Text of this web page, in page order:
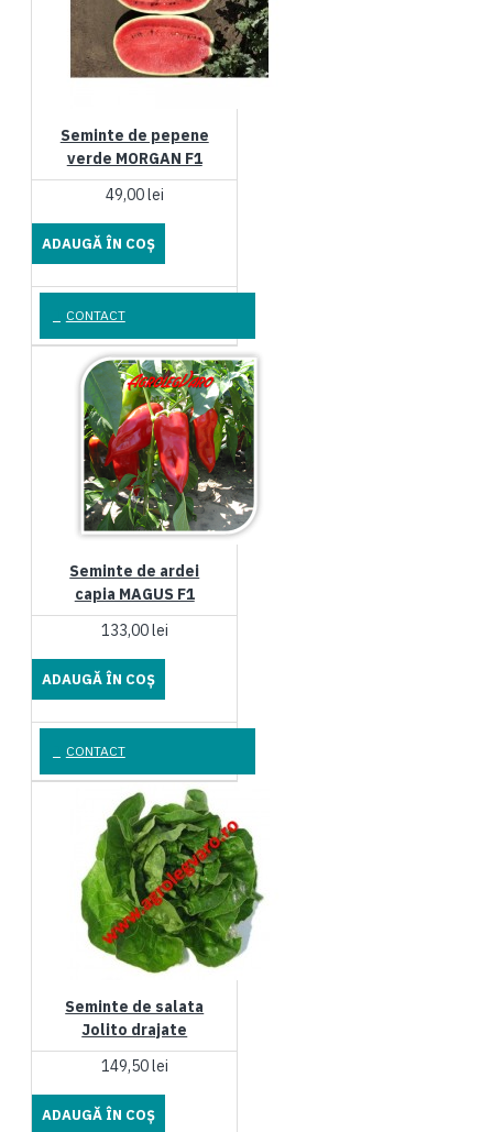
Seminte de pepene
verde MORGAN F1
49,00 lei
ADAUGĂ ÎN COŞ
CONTACT
Seminte de ardei
capia MAGUS F1
133,00 lei
ADAUGĂ ÎN COŞ
CONTACT
Seminte de salata
Jolito drajate
149,50 lei
ADAUGĂ ÎN COŞ